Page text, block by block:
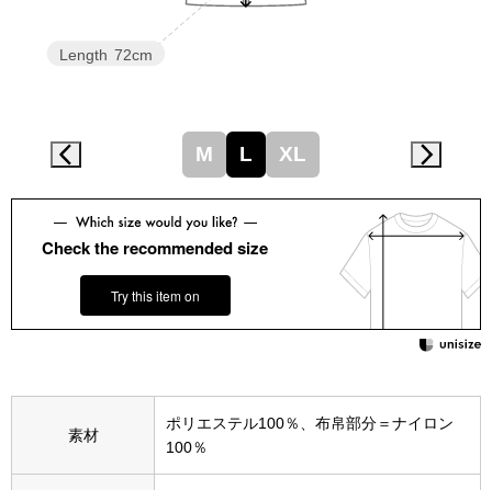
Miss Kyouko／ミスキョウコ
財布／コイン
革小物
Length 72cm
M L XL
Check the recommended size
Try this item on
素材
ポリエステル100％、布帛部分＝ナイロン
100％